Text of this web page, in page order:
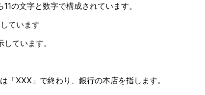
の文字と数字で構成されています。
ています
ています。
「XXX」で終わり、銀行の本店を指します。